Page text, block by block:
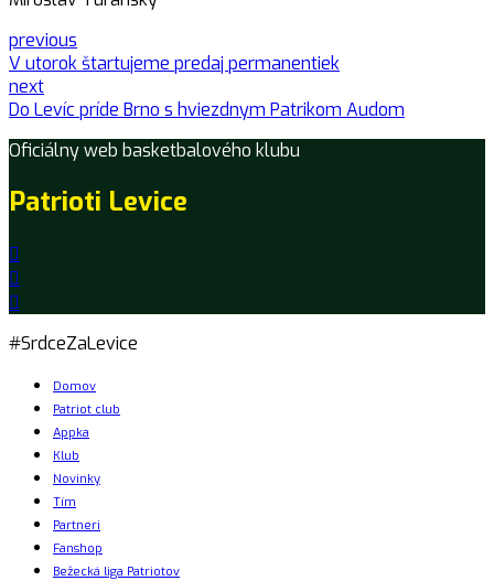
previous
V utorok štartujeme predaj permanentiek
next
Do Levíc príde Brno s hviezdnym Patrikom Audom
Oficiálny web basketbalového klubu
Patrioti Levice
#SrdceZaLevice
Domov
Patriot club
Appka
Klub
Novinky
Tím
Partneri
Fanshop
Bežecká liga Patriotov